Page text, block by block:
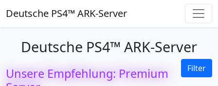
Deutsche PS4™ ARK-Server
Deutsche PS4™ ARK-Server
Filter
Unsere Empfehlung: Premium